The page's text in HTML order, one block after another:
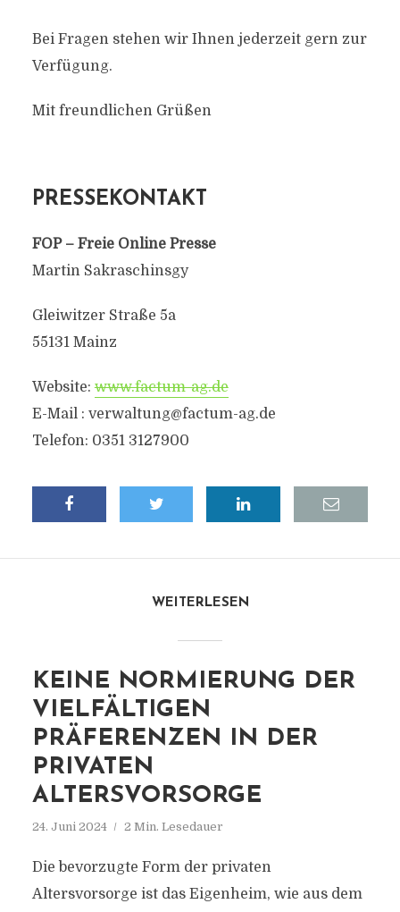
Bei Fragen stehen wir Ihnen jederzeit gern zur
Verfügung.
Mit freundlichen Grüßen
PRESSEKONTAKT
FOP – Freie Online Presse
Martin Sakraschinsgy
Gleiwitzer Straße 5a
55131 Mainz
Website:www.factum-ag.de
E-Mail : verwaltung@factum-ag.de
Telefon: 0351 3127900
WEITERLESEN
KEINE NORMIERUNG DER
VIELFÄLTIGEN
PRÄFERENZEN IN DER
PRIVATEN
ALTERSVORSORGE
24. Juni 2024 2 Min. Lesedauer
Die bevorzugte Form der privaten
Altersvorsorge ist das Eigenheim, wie aus dem